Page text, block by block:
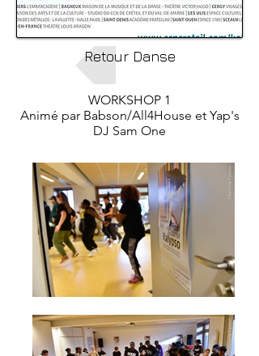
Retour Danse
WORKSHOP 1
Animé par Babson/All4House et Yap's
DJ Sam One